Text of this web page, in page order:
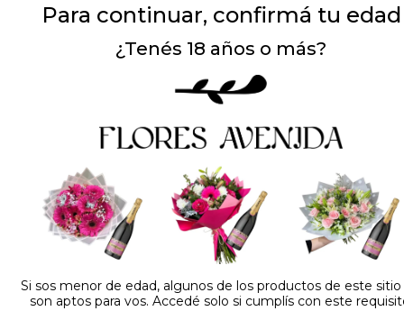
Dejá tu opinión
NOMBRE
Para continuar, confirmá tu edad
¿Tenés 18 años o más?
Si sos menor de edad, algunos de los productos de este
son aptos para vos. Accedé solo si cumplís con este